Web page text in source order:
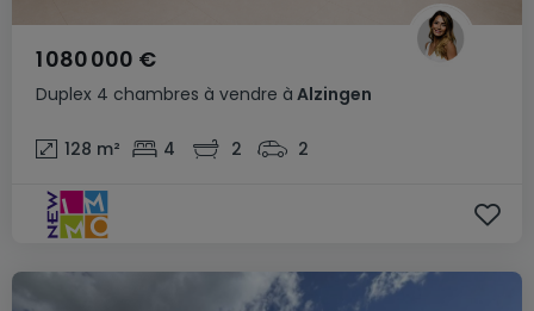
Duplex 4 chambres à vendre à Alzingen
1 080 000 €
128 m² 4 2 2